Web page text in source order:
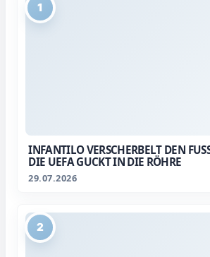
1
INFANTILO VERSCHERBELT DEN
IE UEFA GUCKT IN DIE RÖHRE
29.07.2026
2